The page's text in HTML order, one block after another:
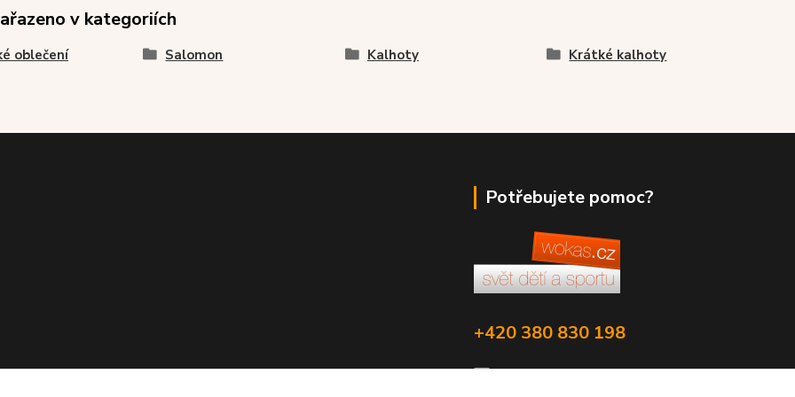
v kategoriích
oblečení Salomon Kalhoty Krátké kalhoty
Potřebujete pomoc?
+420 380 830 198
wokas.online@yahoo.cz